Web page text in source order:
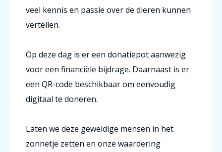
veel kennis en passie over de dieren kunnen
vertellen.
Op deze dag is er een donatiepot aanwezig
voor een financiële bijdrage. Daarnaast is er
een QR-code beschikbaar om eenvoudig
digitaal te doneren.
Laten we deze geweldige mensen in het
zonnetje zetten en onze waardering